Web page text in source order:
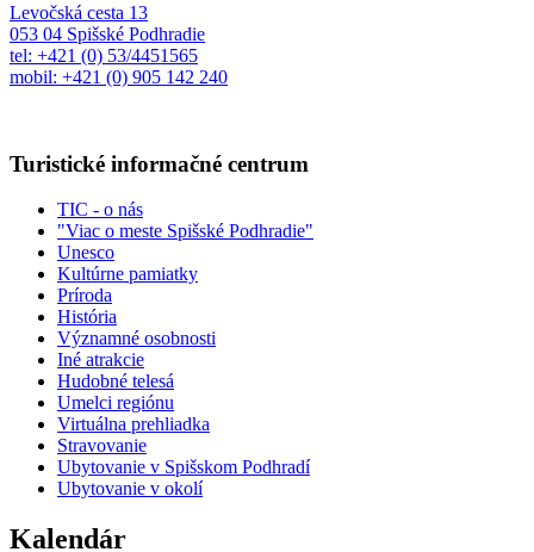
Levočská cesta 13
053 04 Spišské Podhradie
tel: +421 (0) 53/4451565
mobil: +421 (0) 905 142 240
Turistické informačné centrum
TIC - o nás
"Viac o meste Spišské Podhradie"
Unesco
Kultúrne pamiatky
Príroda
História
Významné osobnosti
Iné atrakcie
Hudobné telesá
Umelci regiónu
Virtuálna prehliadka
Stravovanie
Ubytovanie v Spišskom Podhradí
Ubytovanie v okolí
Kalendár